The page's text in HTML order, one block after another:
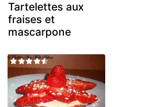
Tartelettes aux
fraises et
mascarpone